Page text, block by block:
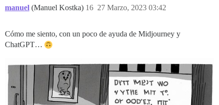
manuel (Manuel Kostka) 27 Marzo, 2023 03:42
16
Cómo me siento, con un poco de ayuda de Midjourney y
ChatGPT…